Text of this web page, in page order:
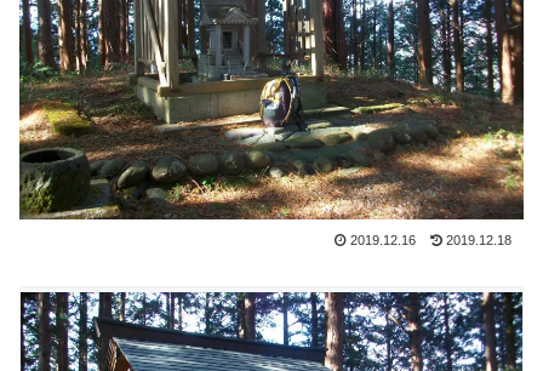
2019.12.16 2019.12.18